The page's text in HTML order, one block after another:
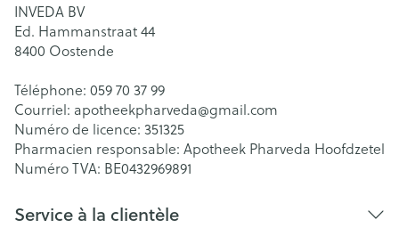
INVEDA BV
Ed. Hammanstraat 44
8400 Oostende
Téléphone: 059 70 37 99
Courriel: apotheekpharveda@gmail.com
Numéro de licence: 351325
Pharmacien responsable: Apotheek Pharveda Hoofdzetel
Numéro TVA: BE0432969891
Service à la clientèle